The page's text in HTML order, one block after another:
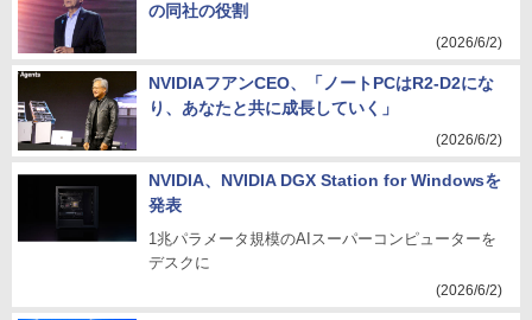
の同社の役割
(2026/6/2)
NVIDIAフアンCEO、「ノートPCはR2-D2にな
り、あなたと共に成長していく」
(2026/6/2)
NVIDIA、NVIDIA DGX Station for Windowsを
発表
1兆パラメータ規模のAIスーパーコンピューターを
デスクに
(2026/6/2)